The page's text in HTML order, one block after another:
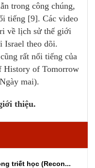
trong công chúng,
tiếng [9]. Các video
về lịch sử thế giới
Israel theo dõi.
rất nổi tiếng của
History of Tomorrow
mai).
thiệu.
triết học (Recon...